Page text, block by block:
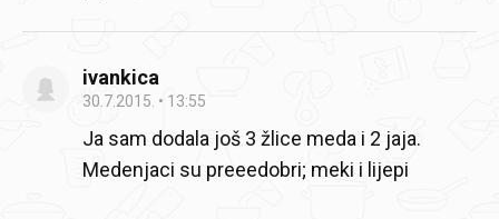
ivankica
30.7.2015. 13:55
Ja sam dodala još 3 žlice meda i 2 jaja.
Medenjaci su preeedobri; meki i lijepi